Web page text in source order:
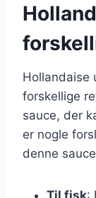
Hollandaise
forskellige
sauce, der
er nogle
denne
Til fisk: